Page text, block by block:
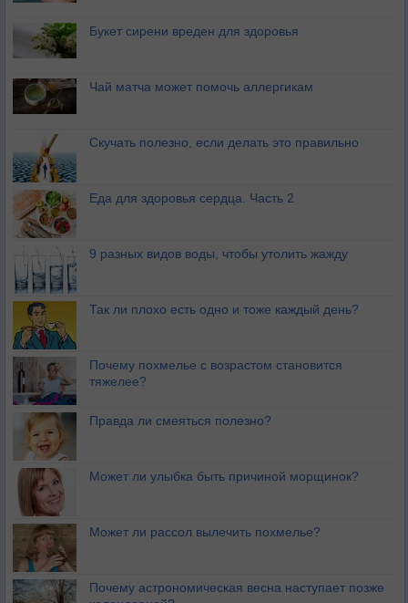
Букет сирени вреден для здоровья
Чай матча может помочь аллергикам
Скучать полезно, если делать это правильно
Еда для здоровья сердца. Часть 2
9 разных видов воды, чтобы утолить жажду
Так ли плохо есть одно и тоже каждый день?
Почему похмелье с возрастом становится
тяжелее?
Правда ли смеяться полезно?
Может ли улыбка быть причиной морщинок?
Может ли рассол вылечить похмелье?
Почему астрономическая весна наступает позже